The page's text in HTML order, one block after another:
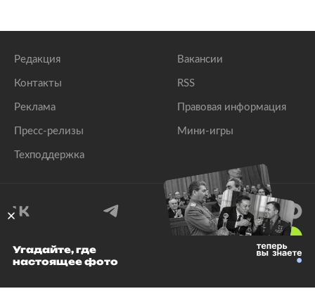
Редакция
Контакты
Реклама
Пресс-релизы
Техподдержка
Вакансии
RSS
Правовая информация
Мини-игры
© 1999–2026 Все права защищены.
Угадайте, где
настоящее фото